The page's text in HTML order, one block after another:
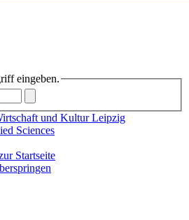
eingeben.
und Kultur Leipzig
Sciences